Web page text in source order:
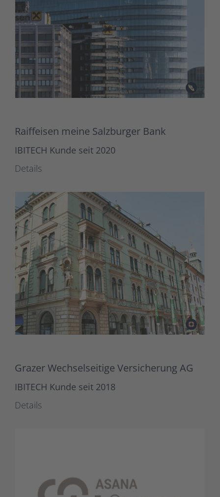
Raiffeisen meine Salzburger Bank
IBITECH Kunde seit 2020
Details
Grazer Wechselseitige Versicherung AG
IBITECH Kunde seit 2018
Details